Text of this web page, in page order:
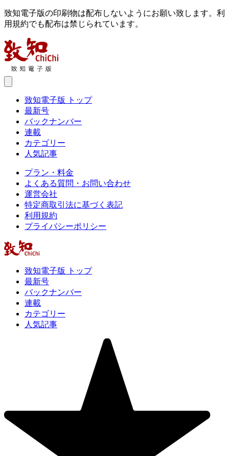
致知電子版の印刷物は配布しないようにお願い致します。利
用規約でも配布は禁じられています。
致知電子版 トップ
最新号
バックナンバー
連載
カテゴリー
人気記事
プラン・料金
よくある質問・お問い合わせ
運営会社
特定商取引法に基づく表記
利用規約
プライバシーポリシー
致知電子版 トップ
最新号
バックナンバー
連載
カテゴリー
人気記事